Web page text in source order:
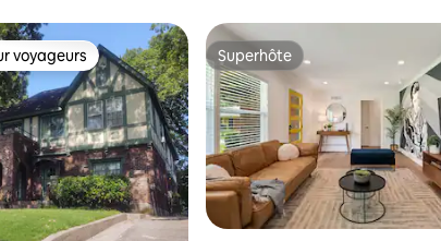
les plus appréciés
voyageurs Superhôte
Superhôte